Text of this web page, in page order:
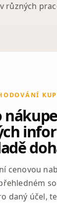
různých
cenovou
daný účel,